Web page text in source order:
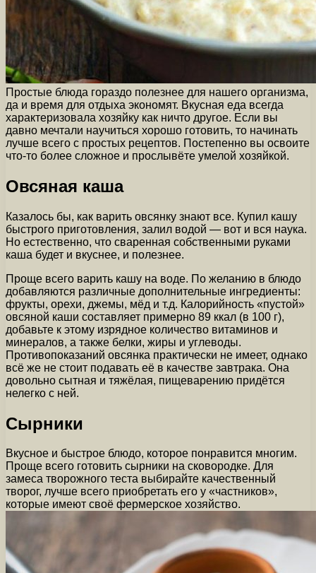
Простые блюда гораздо полезнее для нашего организма,
да и время для отдыха экономят. Вкусная еда всегда
характеризовала хозяйку как ничто другое. Если вы
давно мечтали научиться хорошо готовить, то начинать
лучше всего с простых рецептов. Постепенно вы освоите
что-то более сложное и прослывёте умелой хозяйкой.
Овсяная каша
Казалось бы, как варить овсянку знают все. Купил кашу
быстрого приготовления, залил водой — вот и вся наука.
Но естественно, что сваренная собственными руками
каша будет и вкуснее, и полезнее.
Проще всего варить кашу на воде. По желанию в блюдо
добавляются различные дополнительные ингредиенты:
фрукты, орехи, джемы, мёд и т.д. Калорийность «пустой»
овсяной каши составляет примерно 89 ккал (в 100 г),
добавьте к этому изрядное количество витаминов и
минералов, а также белки, жиры и углеводы.
Противопоказаний овсянка практически не имеет, однако
всё же не стоит подавать её в качестве завтрака. Она
довольно сытная и тяжёлая, пищеварению придётся
нелегко с ней.
Сырники
Вкусное и быстрое блюдо, которое понравится многим.
Проще всего готовить сырники на сковородке. Для
замеса творожного теста выбирайте качественный
творог, лучше всего приобретать его у «частников»,
которые имеют своё фермерское хозяйство.